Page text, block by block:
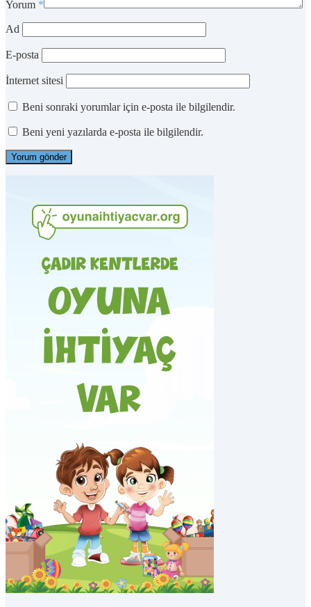
Yorum *
Ad
E-posta
İnternet sitesi
Beni sonraki yorumlar için e-posta ile bilgilendir.
Beni yeni yazılarda e-posta ile bilgilendir.